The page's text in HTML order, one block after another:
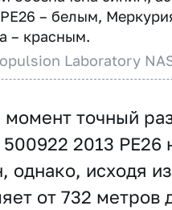
– белым,
– красным.
Laboratory
точный
2013 PE26
однако, исходя
от 732 метров